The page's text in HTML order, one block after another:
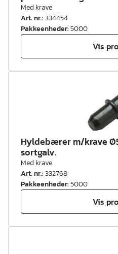
Med krave
Art. nr.:334454
Pakkeenheder:5000
Vis
Hyldebærer m/krave
sortgalv.
Med krave
Art. nr.:332768
Pakkeenheder:5000
Vis